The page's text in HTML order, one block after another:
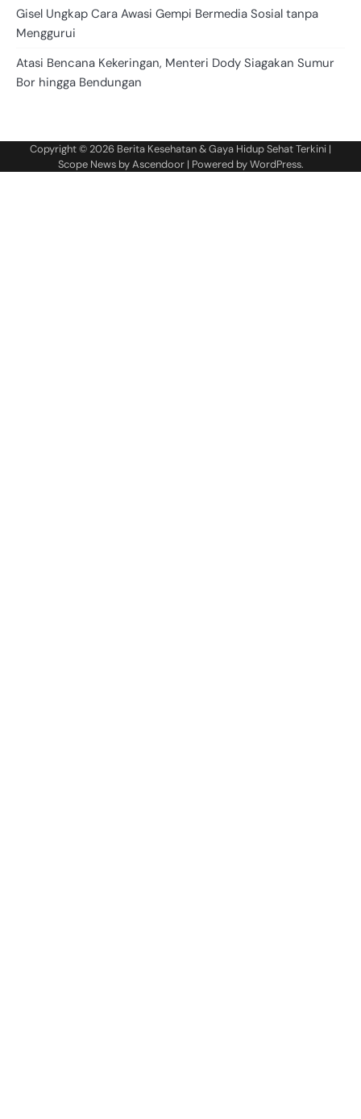
Gisel Ungkap Cara Awasi Gempi Bermedia Sosial tanpa
Menggurui
Atasi Bencana Kekeringan, Menteri Dody Siagakan Sumur
Bor hingga Bendungan
Copyright © 2026 Berita Kesehatan & Gaya Hidup Sehat Terkini |
Scope News byAscendoor| Powered byWordPress.